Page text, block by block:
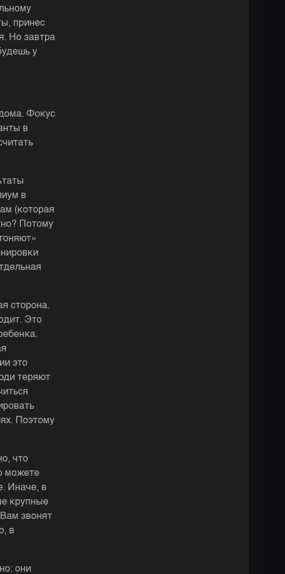
принес
Но завтра
у
Фокус
в
в
(которая
Потому
сторона.
Это
это
теряют
Поэтому
что
можете
Иначе, в
крупные
звонят
в
они